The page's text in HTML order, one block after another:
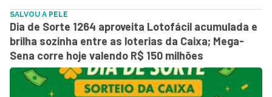
SALVOU A PELE
Dia de Sorte 1264 aproveita Lotofácil acumulada e
brilha sozinha entre as loterias da Caixa; Mega-
Sena corre hoje valendo R$ 150 milhões